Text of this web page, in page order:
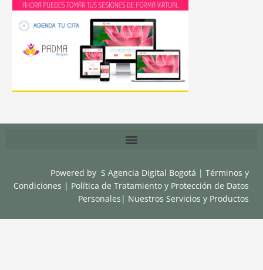
Powered by S Agencia Digital Bogotá |Términos y
Condiciones | Política de Tratamiento y Protección de Datos
Personales | Nuestros Servicios y Productos